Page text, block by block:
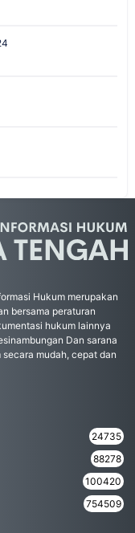
Hukum merupakan
bersama peraturan
hukum lainnya
Dan sarana
mudah, cepat dan
24735
88278
100420
754509